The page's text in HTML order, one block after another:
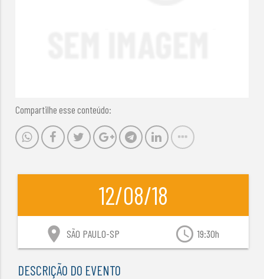
Compartilhe esse conteúdo:
12/08/18
access_time 19:30h
location_on SÃO PAULO-SP
DESCRIÇÃO DO EVENTO